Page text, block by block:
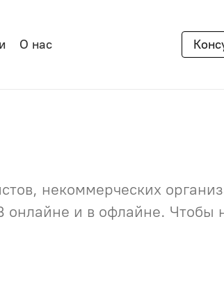
О нас
некоммерческих
онлайне и в офлайне.